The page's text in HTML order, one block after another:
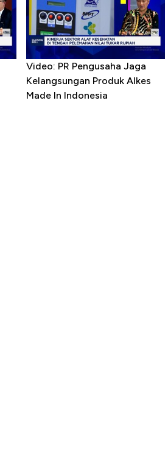
Video: PR Pengusaha Jaga
Kelangsungan Produk Alkes
Made In Indonesia